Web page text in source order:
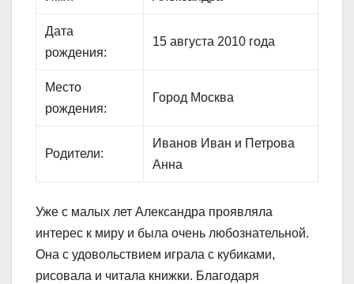
Дата
рождения:
15 августа 2010 года
Место
рождения:
Город Москва
Родители:
Иванов Иван и Петрова
Анна
Уже с малых лет Александра проявляла
интерес к миру и была очень любознательной.
Она с удовольствием играла с кубиками,
рисовала и читала книжки. Благодаря